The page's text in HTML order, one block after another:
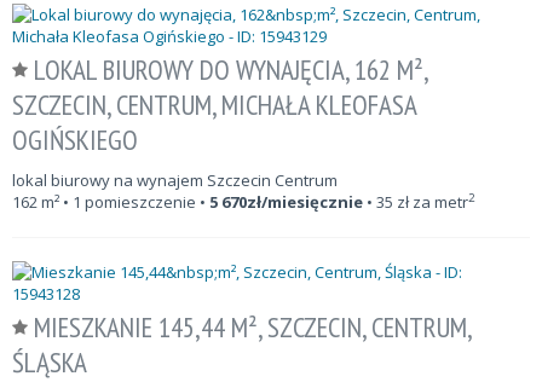
LOKAL BIUROWY DO WYNAJĘCIA, 162 M²,
SZCZECIN, CENTRUM, MICHAŁA KLEOFASA
OGIŃSKIEGO
lokal biurowy na wynajem Szczecin Centrum
162m² • 1 pomieszczenie • 5 670zł/miesięcznie • 35 zł za metr2
MIESZKANIE 145,44 M², SZCZECIN, CENTRUM,
ŚLĄSKA